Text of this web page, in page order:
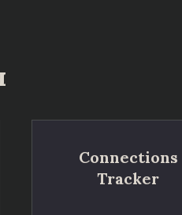
Connections
Tracker